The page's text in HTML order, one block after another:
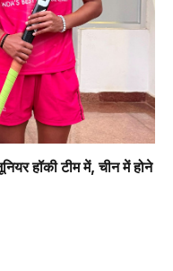
हॉकी टीम में, चीन में होने